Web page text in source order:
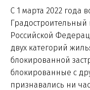
С 1 марта 2022 года
Российской
двух категорий
блокированной
блокированные с
признавались ни